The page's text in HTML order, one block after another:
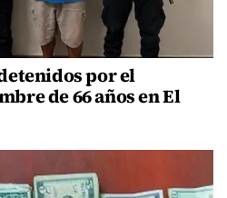
por el
de 66 años en El